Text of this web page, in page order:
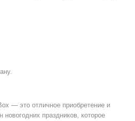
— это отличное приобретение и
новогодних праздников, которое